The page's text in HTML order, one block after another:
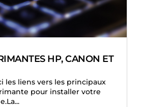
HP, CANON ET
les liens vers les principaux
pour installer votre